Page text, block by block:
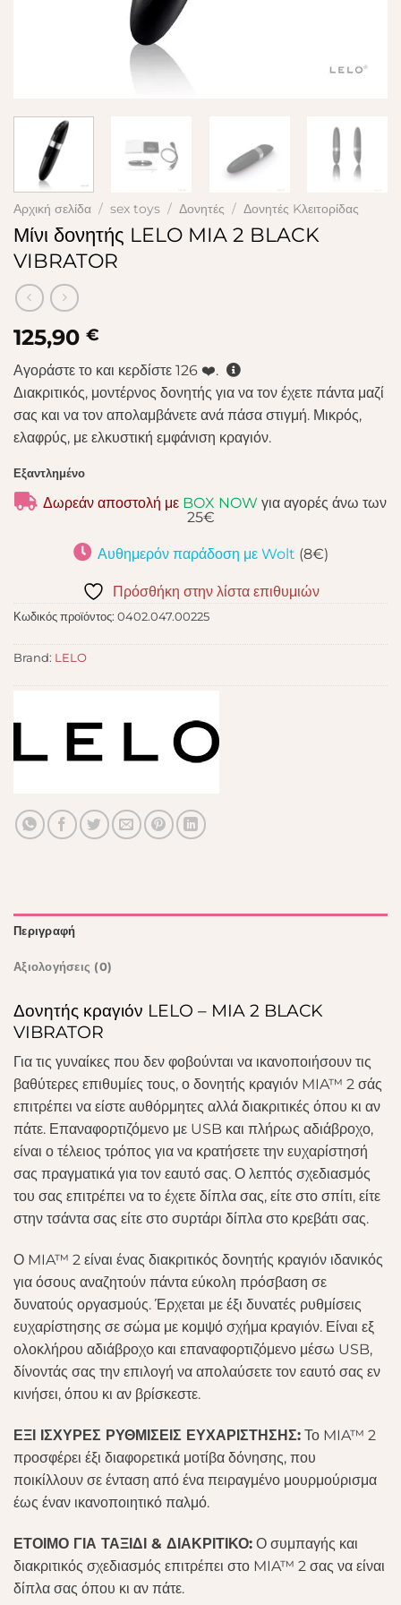
Αρχική σελίδα / sex toys / Δονητές / Δονητές Kλειτορίδας
Μίνι δονητής LELO MIA 2 BLACK
VIBRATOR
125,90 €
Αγοράστε το και κερδίστε 126 ❤️.
Διακριτικός, μοντέρνος δονητής για να τον έχετε πάντα μαζί
σας και να τον απολαμβάνετε ανά πάσα στιγμή. Μικρός,
ελαφρύς, με ελκυστική εμφάνιση κραγιόν.
Εξαντλημένο
Δωρεάν αποστολή με BOX NOW για αγορές άνω των
25€
Αυθημερόν παράδοση με Wolt (8€)
Πρόσθήκη στην λίστα επιθυμιών
Κωδικός προϊόντος: 0402.047.00225
Brand: LELO
Περιγραφή
Αξιολογήσεις (0)
Δονητής κραγιόν LELO – MIA 2 BLACK
VIBRATOR
Για τις γυναίκες που δεν φοβούνται να ικανοποιήσουν τις
βαθύτερες επιθυμίες τους, ο δονητής κραγιόν MIA™ 2 σάς
επιτρέπει να είστε αυθόρμητες αλλά διακριτικές όπου κι αν
πάτε. Επαναφορτιζόμενο με USB και πλήρως αδιάβροχο,
είναι ο τέλειος τρόπος για να κρατήσετε την ευχαρίστησή
σας πραγματικά για τον εαυτό σας. Ο λεπτός σχεδιασμός
του σας επιτρέπει να το έχετε δίπλα σας, είτε στο σπίτι, είτε
στην τσάντα σας είτε στο συρτάρι δίπλα στο κρεβάτι σας.
Ο MIA™ 2 είναι ένας διακριτικός δονητής κραγιόν ιδανικός
για όσους αναζητούν πάντα εύκολη πρόσβαση σε
δυνατούς οργασμούς. Έρχεται με έξι δυνατές ρυθμίσεις
ευχαρίστησης σε σώμα με κομψό σχήμα κραγιόν. Είναι εξ
ολοκλήρου αδιάβροχο και επαναφορτιζόμενο μέσω USB,
δίνοντάς σας την επιλογή να απολαύσετε τον εαυτό σας εν
κινήσει, όπου κι αν βρίσκεστε.
ΕΞΙ ΙΣΧΥΡΕΣ ΡΥΘΜΙΣΕΙΣ ΕΥΧΑΡΙΣΤΗΣΗΣ: Το MIA™ 2
προσφέρει έξι διαφορετικά μοτίβα δόνησης, που
ποικίλλουν σε ένταση από ένα πειραγμένο μουρμούρισμα
έως έναν ικανοποιητικό παλμό.
ΕΤΟΙΜΟ ΓΙΑ ΤΑΞΙΔΙ & ΔΙΑΚΡΙΤΙΚΟ: Ο συμπαγής και
διακριτικός σχεδιασμός επιτρέπει στο MIA™ 2 σας να είναι
δίπλα σας όπου κι αν πάτε.